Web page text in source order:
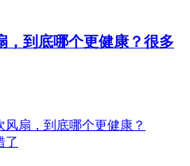
，到底哪个更健康？很多